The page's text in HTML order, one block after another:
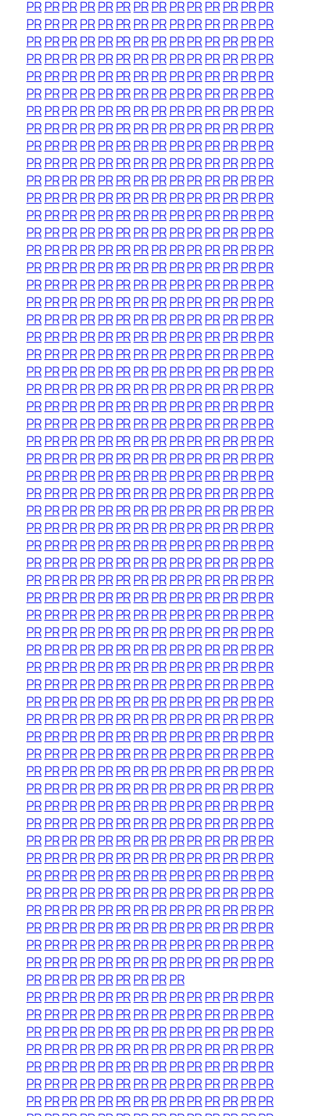
PRPRPRPRPR PRPRPRPRPRPRPR PRPR
PRPRPRPRPR PRPRPRPRPRPRPR PRPR
PRPRPRPRPR PRPRPRPRPRPRPR PRPR
PRPRPRPRPR PRPRPRPRPRPRPR PRPR
PRPRPRPRPR PRPRPRPRPRPRPR PRPR
PRPRPRPRPR PRPRPRPRPRPRPR PRPR
PRPRPRPRPR PRPRPRPRPRPRPR PRPR
PRPRPRPRPR PRPRPRPRPRPRPR PRPR
PRPRPRPRPR PRPRPRPRPRPRPR PRPR
PRPRPRPRPR PRPRPRPRPRPRPR PRPR
PRPRPRPRPR PRPRPRPRPRPRPR PRPR
PRPRPRPRPR PRPRPRPRPRPRPR PRPR
PRPRPRPRPR PRPRPRPRPRPRPR PRPR
PRPRPRPRPR PRPRPRPRPRPRPR PRPR
PRPRPRPRPR PRPRPRPRPRPRPR PRPR
PRPRPRPRPR PRPRPRPRPRPRPR PRPR
PRPRPRPRPR PRPRPRPRPRPRPR PRPR
PRPRPRPRPR PRPRPRPRPRPRPR PRPR
PRPRPRPRPR PRPRPRPRPRPRPR PRPR
PRPRPRPRPR PRPRPRPRPRPRPR PRPR
PRPRPRPRPR PRPRPRPRPRPRPR PRPR
PRPRPRPRPR PRPRPRPRPRPRPR PRPR
PRPRPRPRPR PRPRPRPRPRPRPR PRPR
PRPRPRPRPR PRPRPRPRPRPRPR PRPR
PRPRPRPRPR PRPRPRPRPRPRPR PRPR
PRPRPRPRPR PRPRPRPRPRPRPR PRPR
PRPRPRPRPR PRPRPRPRPRPRPR PRPR
PRPRPRPRPR PRPRPRPRPRPRPR PRPR
PRPRPRPRPR PRPRPRPRPRPRPR PRPR
PRPRPRPRPR PRPRPRPRPRPRPR PRPR
PRPRPRPRPR PRPRPRPRPRPRPR PRPR
PRPRPRPRPR PRPRPRPRPRPRPR PRPR
PRPRPRPRPR PRPRPRPRPRPRPR PRPR
PRPRPRPRPR PRPRPRPRPRPRPR PRPR
PRPRPRPRPR PRPRPRPRPRPRPR PRPR
PRPRPRPRPR PRPRPRPRPRPRPR PRPR
PRPRPRPRPR PRPRPRPRPRPRPR PRPR
PRPRPRPRPR PRPRPRPRPRPRPR PRPR
PRPRPRPRPR PRPRPRPRPRPRPR PRPR
PRPRPRPRPR PRPRPRPRPRPRPR PRPR
PRPRPRPRPR PRPRPRPRPRPRPR PRPR
PRPRPRPRPR PRPRPRPRPRPRPR PRPR
PRPRPRPRPR PRPRPRPRPRPRPR PRPR
PRPRPRPRPR PRPRPRPRPRPRPR PRPR
PRPRPRPRPR PRPRPRPRPRPRPR PRPR
PRPRPRPRPR PRPRPRPRPRPRPR PRPR
PRPRPRPRPR PRPRPRPRPRPRPR PRPR
PRPRPRPRPR PRPRPRPRPRPRPR PRPR
PRPRPRPRPR PRPRPRPRPRPRPR PRPR
PRPRPRPRPR PRPRPRPRPRPRPR PRPR
PRPRPRPRPR PRPRPRPRPRPRPR PRPR
PRPRPRPRPR PRPRPRPRPRPRPR PRPR
PRPRPRPRPR PRPRPRPRPRPRPR PRPR
PRPRPRPRPR PRPRPRPRPRPRPR PRPR
PRPRPRPRPR PRPRPRPRPRPRPR PRPR
PRPRPRPRPR PRPRPRPRPRPRPR PRPR
PRPRPRPRPR PRPRPRPR
PRPRPRPRPR PRPRPRPRPRPRPR PRPR
PRPRPRPRPR PRPRPRPRPRPRPR PRPR
PRPRPRPRPR PRPRPRPRPRPRPR PRPR
PRPRPRPRPR PRPRPRPRPRPRPR PRPR
PRPRPRPRPR PRPRPRPRPRPRPR PRPR
PRPRPRPRPR PRPRPRPRPRPRPR PRPR
PRPRPRPRPR PRPRPRPRPRPRPR PRPR